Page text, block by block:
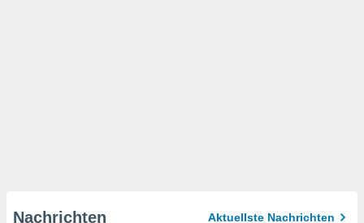
Nachrichten Aktuellste Nachrichten